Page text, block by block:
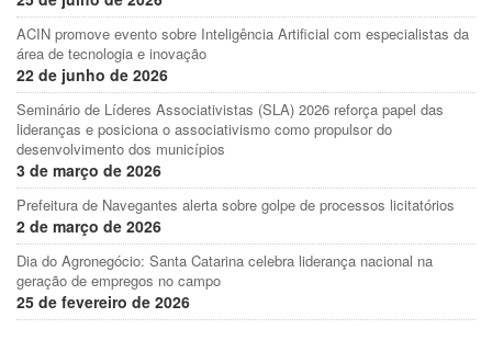
ACIN promove evento sobre Inteligência Artificial com especialistas da
área de tecnologia e inovação
22 de junho de 2026
Seminário de Líderes Associativistas (SLA) 2026 reforça papel das
lideranças e posiciona o associativismo como propulsor do
desenvolvimento dos municípios
3 de março de 2026
Prefeitura de Navegantes alerta sobre golpe de processos licitatórios
2 de março de 2026
Dia do Agronegócio: Santa Catarina celebra liderança nacional na
geração de empregos no campo
25 de fevereiro de 2026